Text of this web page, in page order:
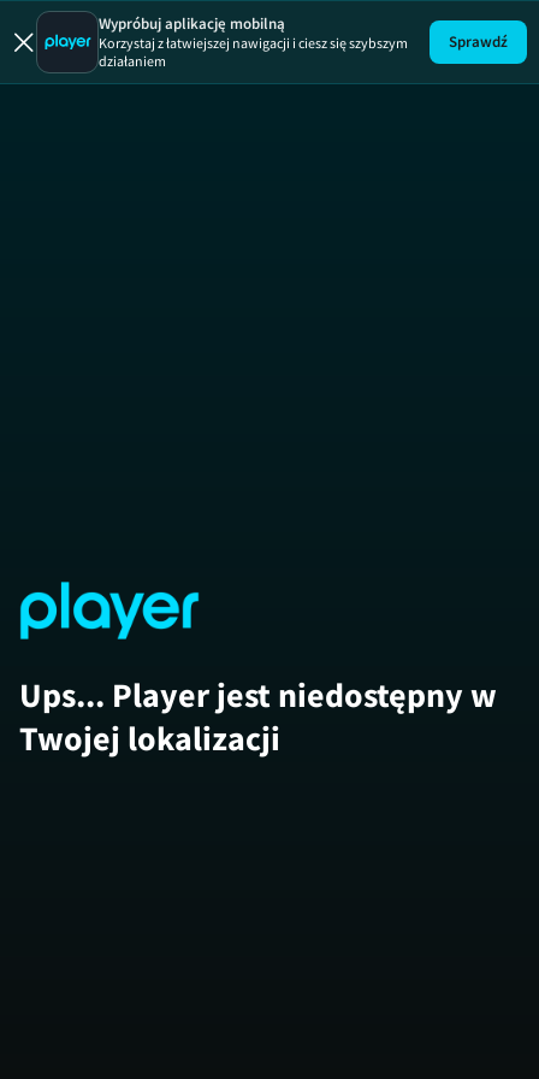
Wypróbuj aplikację mobilną
Korzystaj z łatwiejszej nawigacji i ciesz się szybszym
działaniem
Sprawdź
Ups... Player jest niedostępny w
Twojej lokalizacji